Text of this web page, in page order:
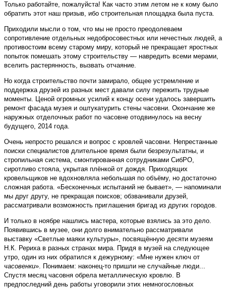
Только работайте, пожалуйста! Как часто этим летом не к кому было
обратить этот наш призыв, ибо строительная площадка была пуста.
Приходили мысли о том, что мы не просто преодолеваем
сопротивление отдельных недобросовестных или нечестных людей, а
противостоим всему старому миру, который не прекращает яростных
попыток помешать этому строительству — навредить всеми мерами,
вселить растерянность, вызвать отчаяние.
Но когда строительство почти замирало, общее устремление и
поддержка друзей из разных мест давали силу пережить трудные
моменты. Ценой огромных усилий к концу осени удалось завершить
ремонт фасада музея и оштукатурить стены часовни. Окончание же
наружных отделочных работ по часовне отодвинулось на весну
будущего, 2014 года.
Очень непросто решался и вопрос с кровлей часовни. Непрестанные
поиски специалистов длительное время были безрезультатны, и
стропильная система, смонтированная сотрудниками СибРО,
сиротливо стояла, укрытая плёнкой от дождя. Приходящих
кровельщиков не вдохновляла небольшая по объёму, но достаточно
сложная работа. «Бесконечных испытаний не бывает», — напоминали
мы друг другу, не прекращая поисков; обзванивали друзей,
рассматривали возможность приглашения бригад из других городов.
И только в ноябре нашлись мастера, которые взялись за это дело.
Появившись в музее, они долго внимательно рассматривали
выставку «Светлые маяки культуры», посвящённую десяти музеям
Н.К. Рериха в разных странах мира. Придя в музей на следующее
утро, один из них обратился к дежурному: «Мне нужен ключ от
часовенки». Понимаем: наконец-то пришли не случайные люди...
Спустя месяц часовня обрела металлическую кровлю. В
предпоследний день работы уговорили этих немногословных